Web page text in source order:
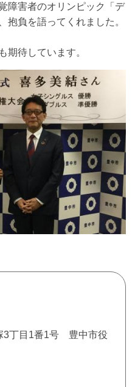
障害者のオリンピック「デ
抱負を語ってくれました。
待しています。
3丁目1番1号 豊中市役